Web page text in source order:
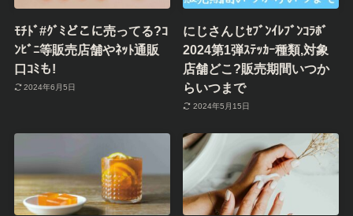
ﾓﾁﾄﾞ#ｸﾞﾐどこに売ってる?ｺ
ﾝﾋﾞﾆ等販売店舗やﾈｯﾄ通販
口ｺﾐも!
2024年6月5日
にじさんじｾﾌﾞﾝｲﾚﾌﾞﾝｺﾗﾎﾞ
2024第1弾ｽﾃｯｶｰ種類,対象
店舗どこ?販売期間いつか
らいつまで
2024年5月15日